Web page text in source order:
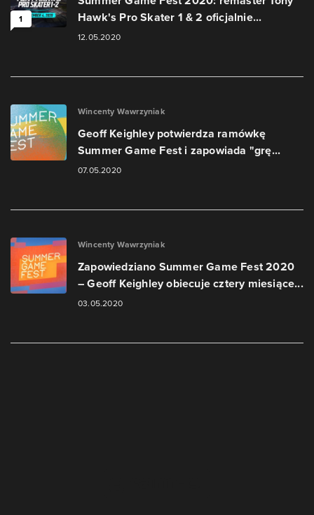
1
Hawk's Pro Skater 1 & 2 oficjalnie...
12.05.2020
Wincenty Wawrzyniak
Geoff Keighley potwierdza ramówkę
Summer Game Fest i zapowiada "grę...
07.05.2020
Wincenty Wawrzyniak
Zapowiedziano Summer Game Fest 2020
– Geoff Keighley obiecuje cztery miesiące...
03.05.2020